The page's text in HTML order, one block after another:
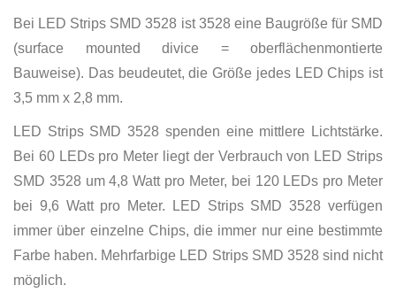
Bei LED Strips SMD 3528 ist 3528 eine Baugröße für SMD
(surface mounted divice = oberflächenmontierte
Bauweise). Das beudeutet, die Größe jedes LED Chips ist
3,5 mm x 2,8 mm.
LED Strips SMD 3528 spenden eine mittlere Lichtstärke.
Bei 60 LEDs pro Meter liegt der Verbrauch von LED Strips
SMD 3528 um 4,8 Watt pro Meter, bei 120 LEDs pro Meter
bei 9,6 Watt pro Meter. LED Strips SMD 3528 verfügen
immer über einzelne Chips, die immer nur eine bestimmte
Farbe haben. Mehrfarbige LED Strips SMD 3528 sind nicht
möglich.